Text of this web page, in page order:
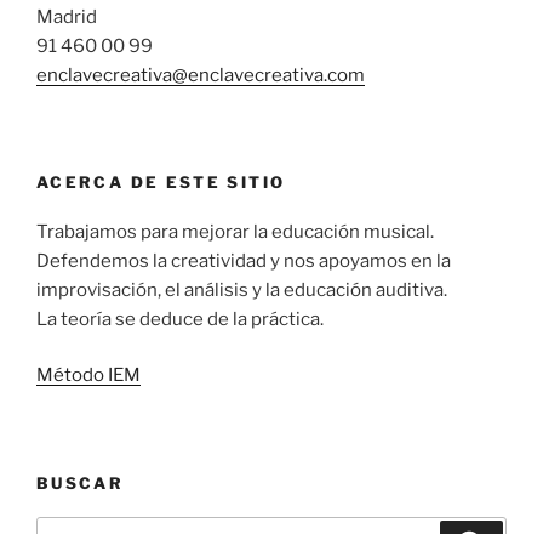
Madrid
91 460 00 99
enclavecreativa@enclavecreativa.com
ACERCA DE ESTE SITIO
Trabajamos para mejorar la educación musical.
Defendemos la creatividad y nos apoyamos en la
improvisación, el análisis y la educación auditiva.
La teoría se deduce de la práctica.
Método IEM
BUSCAR